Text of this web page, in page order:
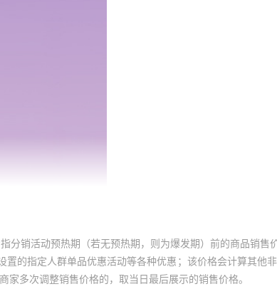
分销活动预热期（若无预热期，则为爆发期）前的商品销售
的指定人群单品优惠活动等各种优惠；该价格会计算其他
多次调整销售价格的，取当日最后展示的销售价格。